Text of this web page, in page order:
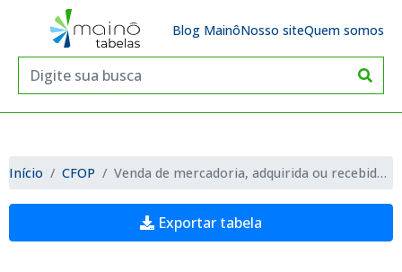
Blog MainôNosso siteQuem somos
Início CFOP Venda de mercadoria, adquirida ou recebida de terceiros, sujeita ao regime de substituição tributária, na condição de contribuinte-substituído
Exportar tabela